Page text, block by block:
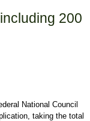
200
National Council
taking the total